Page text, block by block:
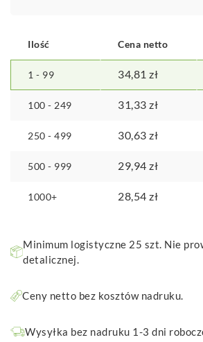
480
ml
Ilość Cena netto
1 - 99 34,81 zł
100 - 249 31,33 zł
250 - 499 30,63 zł
500 - 999 29,94 zł
1000+ 28,54 zł
Minimum logistyczne 25 szt. Nie
detalicznej.
Ceny netto bez kosztów nadruku.
Wysyłka bez nadruku 1-3 dni